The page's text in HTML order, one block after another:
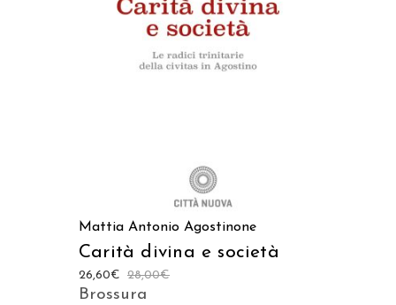
Mattia Antonio Agostinone
Carità divina e società
28,00€
26,60€
Brossura